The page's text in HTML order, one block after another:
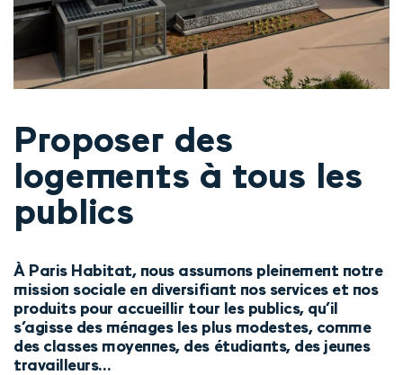
Proposer des
logements à tous les
publics
À Paris Habitat, nous assumons pleinement notre
mission sociale en diversifiant nos services et nos
produits pour accueillir tour les publics, qu’il
s’agisse des ménages les plus modestes, comme
des classes moyennes, des étudiants, des jeunes
travailleurs…